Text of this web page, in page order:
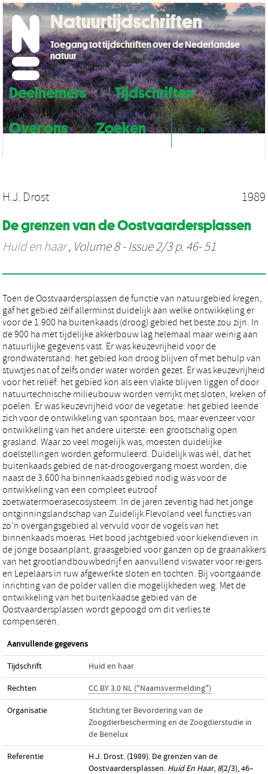
Deelnemers
Tijdschriften
Over ons
Zoeken NL EN
Natuurtijdschriften
Toegang tot tijdschriften over de Nederlandse
natuur
H.J. Drost 1989
De grenzen van de Oostvaardersplassen
Huid en haar, Volume 8 - Issue 2/3 p. 46- 51
Toen de Oostvaardersplassen de functie van natuurgebied kregen,
gaf het gebied zélf allerminst duidelijk aan welke ontwikkeling er
voor de 1.900 ha buitenkaads (droog) gebied het beste zou zijn. In
de 900 ha met tijdelijke akkerbouw lag helemaal maar weinig aan
natuurlijke gegevens vast. Er was keuzevrijheid voor de
grondwaterstand: het gebied kon droog blijven of met behulp van
stuwtjes nat of zelfs onder water worden gezet. Er was keuzevrijheid
voor het reliëf: het gebied kon als een vlakte blijven liggen of door
natuurtechnische milieubouw worden verrijkt met sloten, kreken of
poelen. Er was keuzevrijheid voor de vegetatie: het gebied leende
zich voor de ontwikkeling van spontaan bos, maar evenzeer voor
ontwikkeling van het andere uiterste: een grootschalig open
grasland. Waar zo veel mogelijk was, moesten duidelijke
doelstellingen worden geformuleerd. Duidelijk was wèl, dat het
buitenkaads gebied de nat-droogovergang moest worden, die
naast de 3.600 ha binnenkaads gebied nodig was voor de
ontwikkeling van een compleet eutroof
zoetwatermoerasecosysteem. In de jaren zeventig had het jonge
ontginningslandschap van Zuidelijk Flevoland veel functies van
zo’n overgangsgebied al vervuld voor de vogels van het
binnenkaads moeras. Het bood jachtgebied voor kiekendieven in
de jonge bosaanplant, graasgebied voor ganzen op de graanakkers
van het grootlandbouwbedrijf en aanvullend viswater voor reigers
en Lepelaars in ruw afgewerkte sloten en tochten. Bij voortgaande
inrichting van de polder vallen die mogelijkheden weg. Met de
ontwikkeling van het buitenkaadse gebied van de
Oostvaardersplassen wordt gepoogd om dit verlies te
compenseren.
Aanvullende gegevens
Tijdschrift Huid en haar
Rechten CC BY 3.0 NL ("Naamsvermelding")
Organisatie
Stichting ter Bevordering van de
Zoogdierbescherming en de Zoogdierstudie in
de Benelux
Referentie
H.J. Drost. (1989). De grenzen van de
Oostvaardersplassen. Huid En Haar, 8(2/3), 46–